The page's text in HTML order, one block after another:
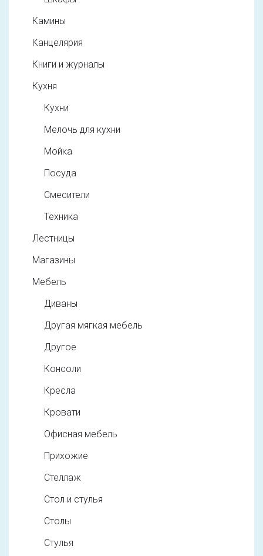
Камины
Канцелярия
Книги и журналы
Кухня
Кухни
Мелочь для кухни
Мойка
Посуда
Смесители
Техника
Лестницы
Магазины
Мебель
Диваны
Другая мягкая мебель
Другое
Консоли
Кресла
Кровати
Офисная мебель
Прихожие
Стеллаж
Стол и стулья
Столы
Стулья